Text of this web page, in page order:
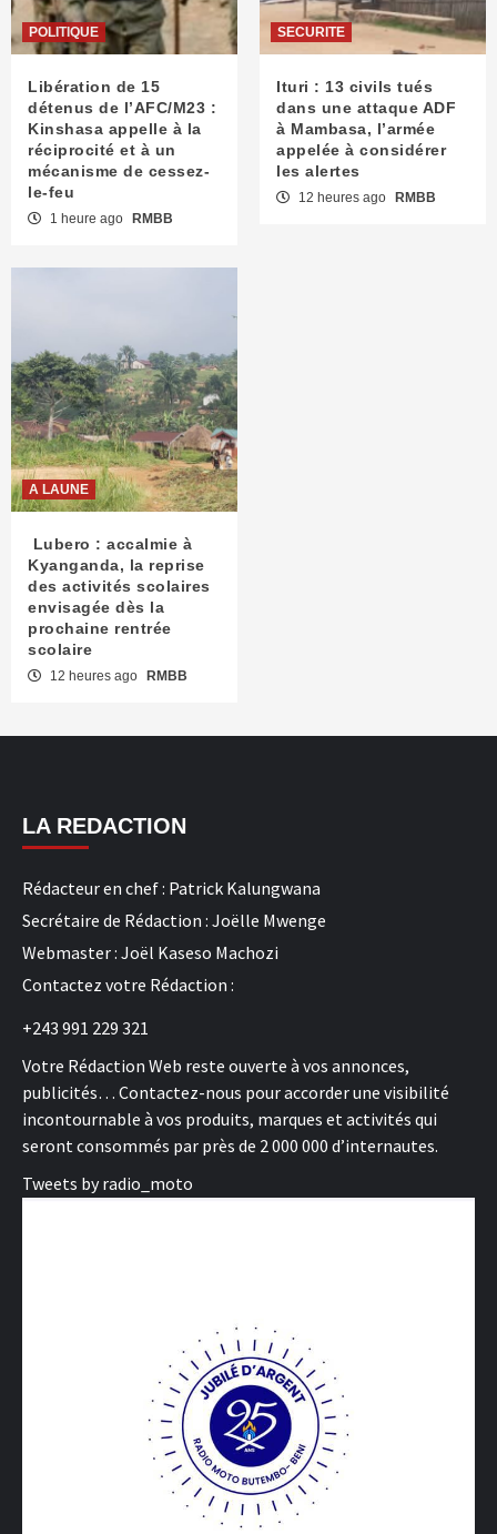
POLITIQUE
Libération de 15
détenus de l’AFC/M23 :
Kinshasa appelle à la
réciprocité et à un
mécanisme de cessez-
le-feu
1 heure ago RMBB
SECURITE
Ituri : 13 civils tués
dans une attaque ADF
à Mambasa, l’armée
appelée à considérer
les alertes
12 heures ago RMBB
A LAUNE
Lubero : accalmie à
Kyanganda, la reprise
des activités scolaires
envisagée dès la
prochaine rentrée
scolaire
12 heures ago RMBB
LA REDACTION
Rédacteur en chef : Patrick Kalungwana
Secrétaire de Rédaction : Joëlle Mwenge
Webmaster : Joël Kaseso Machozi
Contactez votre Rédaction :
+243 991 229 321
Votre Rédaction Web reste ouverte à vos annonces,
publicités… Contactez-nous pour accorder une visibilité
incontournable à vos produits, marques et activités qui
seront consommés par près de 2 000 000 d’internautes.
Tweets by radio_moto